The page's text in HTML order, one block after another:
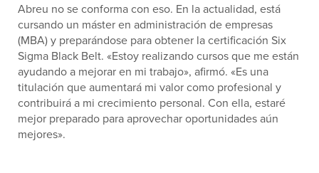
Abreu no se conforma con eso. En la actualidad, está
cursando un máster en administración de empresas
(MBA) y preparándose para obtener la certificación Six
Sigma Black Belt. «Estoy realizando cursos que me están
ayudando a mejorar en mi trabajo», afirmó. «Es una
titulación que aumentará mi valor como profesional y
contribuirá a mi crecimiento personal. Con ella, estaré
mejor preparado para aprovechar oportunidades aún
mejores».